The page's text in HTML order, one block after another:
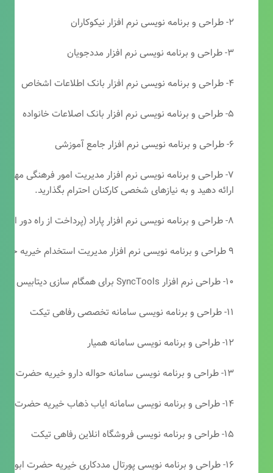
۲- طراحی و برنامه نویسی نرم افزار نیکوکاران
۳- طراحی و برنامه نویسی نرم افزار مددجویان
۴- طراحی و برنامه نویسی نرم افزار بانک اطلاعات اشخاص
۵- طراحی و برنامه نویسی نرم افزار بانک اصلاعات خانواده
۶- طراحی و برنامه نویسی نرم افزار جامع آموزشی
۷- طراحی و برنامه نویسی نرم افزار مدیریت امور فرهنگی
ارائه دهید و به نیازهای شخصی کارکنان احترام بگذارید.
۸- طراحی و برنامه نویسی نرم افزار پاراد (پرداخت از راه دور انجمن مددکاری امام زمان(عج))
۹ طراحی و برنامه نویسی نرم افزار مدیریت استخدام خیریه حضرت ابوالفضل (ع)
۱۰- طراحی نرم افزار SyncTools برای همگام سازی دیتابیس های SQL Server
۱۱- طراحی و برنامه نویسی سامانه تخصصی رفاهی تیکت
۱۲- طراحی و برنامه نویسی سامانه همیار
۱۳- طراحی و برنامه نویسی سامانه حواله دارو خیریه حضرت ابوالفضل (ع)
۱۴- طراحی و برنامه نویسی سامانه ایاب ذهاب خیریه حضرت ابوالفضل (ع)
۱۵- طراحی و برنامه نویسی فروشگاه انلاین رفاهی تیکت
۱۶- طراحی و برنامه نویسی پورتال مددکاری خیریه حضرت ابوالفضل (ع)